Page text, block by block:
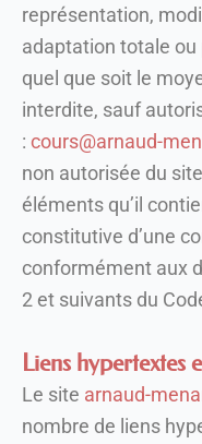
représentation,
adaptation totale
quel que soit le
interdite, sauf
: cours@arnaud-
non autorisée du
éléments qu’il
constitutive d’une
conformément aux
2 et suivants du
Liens hypertextes
Le site arnaud-
nombre de liens